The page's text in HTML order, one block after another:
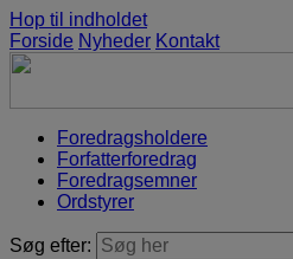
Hop til indholdet
Forside Nyheder Kontakt
Foredragsholdere
Forfatterforedrag
Foredragsemner
Ordstyrer
Søg efter: